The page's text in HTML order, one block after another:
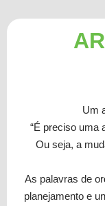
Um
“É preciso uma
Ou seja, a
As palavras de
planejamento e